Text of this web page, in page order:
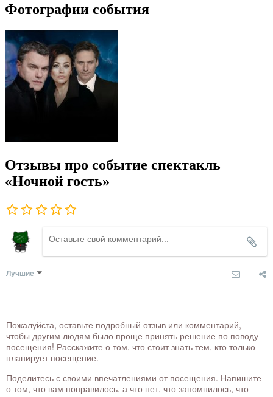
Фотографии события
Отзывы про событие спектакль
«Ночной гость»
Лучшие
Пожалуйста, оставьте подробный отзыв или комментарий,
чтобы другим людям было проще принять решение по поводу
посещения! Расскажите о том, что стоит знать тем, кто только
планирует посещение.
Поделитесь с своими впечатлениями от посещения. Напишите
о том, что вам понравилось, а что нет, что запомнилось, что